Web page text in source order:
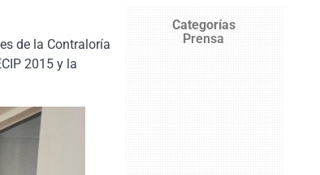
de la Contraloría
2015 y la
Categorías
Prensa